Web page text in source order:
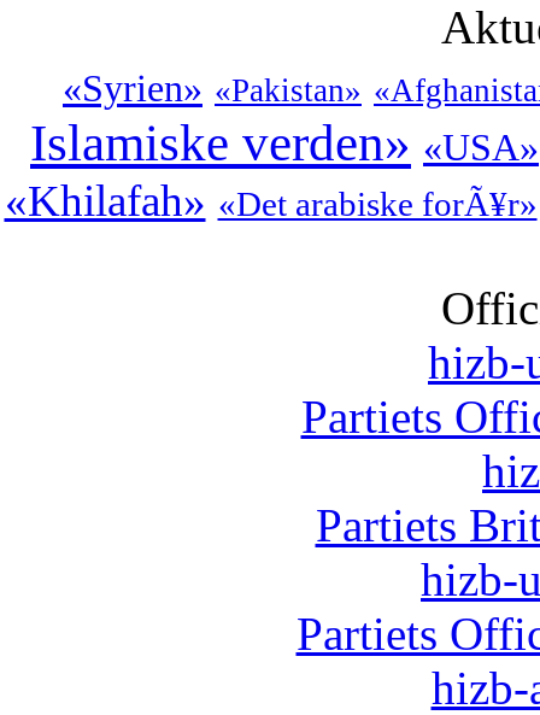
«Syrien» «Pakistan»
Islamiske verden» «USA»
«Khilafah» «Det arabiske forÃ¥r»
hizb-
Partiets
Partiets
hizb-
Partiets
hizb-